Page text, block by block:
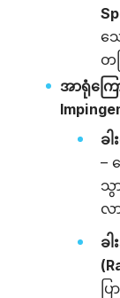
သ
တ
အာရုံကြေ
ခ
–
သွ
လ
ခ
ပ